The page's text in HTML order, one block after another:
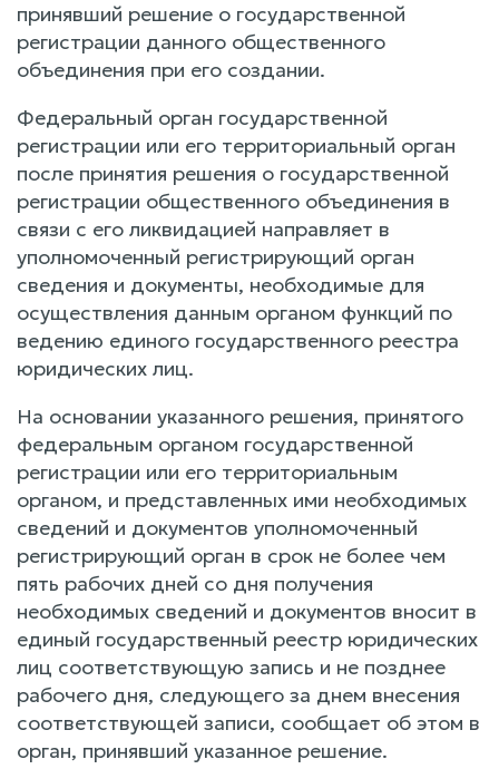
принявший решение о государственной
регистрации данного общественного
объединения при его создании.
Федеральный орган государственной
регистрации или его территориальный орган
после принятия решения о государственной
регистрации общественного объединения в
связи с его ликвидацией направляет в
уполномоченный регистрирующий орган
сведения и документы, необходимые для
осуществления данным органом функций по
ведению единого государственного реестра
юридических лиц.
На основании указанного решения, принятого
федеральным органом государственной
регистрации или его территориальным
органом, и представленных ими необходимых
сведений и документов уполномоченный
регистрирующий орган в срок не более чем
пять рабочих дней со дня получения
необходимых сведений и документов вносит в
единый государственный реестр юридических
лиц соответствующую запись и не позднее
рабочего дня, следующего за днем внесения
соответствующей записи, сообщает об этом в
орган, принявший указанное решение.